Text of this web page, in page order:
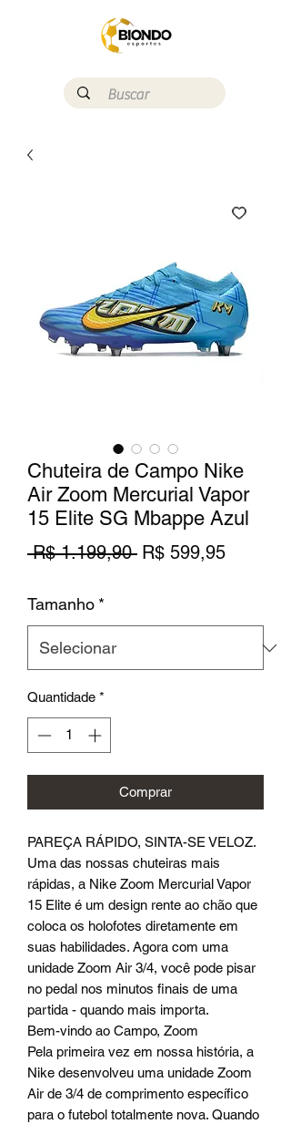
Chuteira de Campo Nike
Air Zoom Mercurial Vapor
15 Elite SG Mbappe Azul
R$ 1.199,90 Preço
R$ 599,95Preço
Tamanho *
Quantidade *
Comprar
PAREÇA RÁPIDO, SINTA-SE VELOZ.
Uma das nossas chuteiras mais
rápidas, a Nike Zoom Mercurial Vapor
15 Elite é um design rente ao chão que
coloca os holofotes diretamente em
suas habilidades. Agora com uma
unidade Zoom Air 3/4, você pode pisar
no pedal nos minutos finais de uma
partida - quando mais importa.
Bem-vindo ao Campo, Zoom
Pela primeira vez em nossa história, a
Nike desenvolveu uma unidade Zoom
Air de 3/4 de comprimento específico
para o futebol totalmente nova. Quando